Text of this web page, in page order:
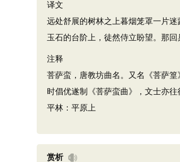
译文
远处舒展的树林之上暮烟笼罩一片
玉石的台阶上，徒然侍立盼望。那
注释
菩萨蛮，唐教坊曲名。又名《菩萨
时倡优遂制《菩萨蛮曲》，文士亦
平林：平原上
赏析